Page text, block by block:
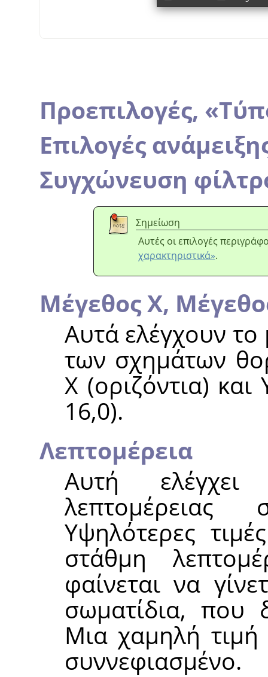
Προεπιλογές, «
Επιλογές
Συγχώνευση
Σημείωση
Αυτές οι επιλογές
χαρακτηριστικά».
Μέγεθος Χ,
Αυτά ελέγχουν το
των σχημάτων
Χ (οριζόντια)
16,0).
Λεπτομέρεια
Αυτή
Υψηλότερες
στάθμη
φαίνεται να
σωματίδια, που
Μια χαμηλή τιμή
συννεφιασμένο.